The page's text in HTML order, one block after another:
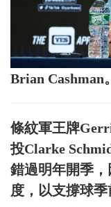
Brian Cashman
條紋軍王牌
投Clarke
錯過明年開季
度，以支撐球季